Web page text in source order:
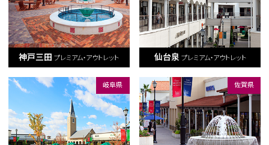
神戸三田 プレミアム・アウトレット 仙台泉 プレミアム・アウトレット
岐阜県 佐賀県